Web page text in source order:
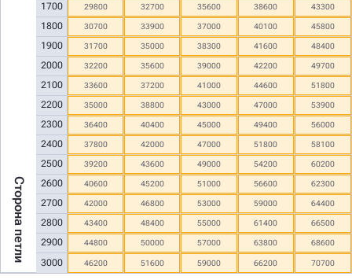
Сторона петли
1700
1800
1900
2000
2100
2200
2300
2400
2500
2600
2700
2800
2900
3000
29800 32700 35600 38600 43300
30700 33900 37000 40100 45800
31700 35000 38300 41600 48400
32200 35600 39000 42200 49700
33600 37200 41000 44600 51800
35000 38800 43000 47000 53900
36400 40400 45000 49400 56000
37800 42000 47000 51800 58100
39200 43600 49000 54200 60200
40600 45200 51000 56600 62300
42000 46800 53000 59000 64400
43400 48400 55000 61400 66500
44800 50000 57000 63800 68600
46200 51600 59000 66200 70700